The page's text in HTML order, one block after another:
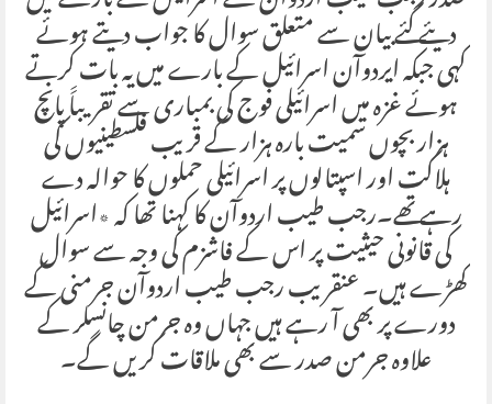
دیئے گئے بیان سے متعلق سوال کا جواب دیتے ہوئے
کہی جبکہ ایردوآن اسرائیل کے بارے میں یہ بات کرتے
ہوئے غزہ میں اسرائیلی فوج کی بمباری سے تقریباََ پانچ
ہزار بچوں سمیت بارہ ہزار کے قریب فلسطینیوں کی
ہلاکت اور اسپتالوں پر اسرائیلی حملوں کا حوالہ دے
رہے تھے۔رجب طیب اردوآن کا کہنا تھا کہ ٭اسرائیل
کی قانونی حیثیت پر اس کے فاشزم کی وجہ سے سوال
کھڑے ہیں۔ عنقریب رجب طیب اردوآن جرمنی کے
دورے پر بھی آ رہے ہیں جہاں وہ جرمن چانسلر کے
علاوہ جرمن صدر سے بھی ملاقات کریں گے۔